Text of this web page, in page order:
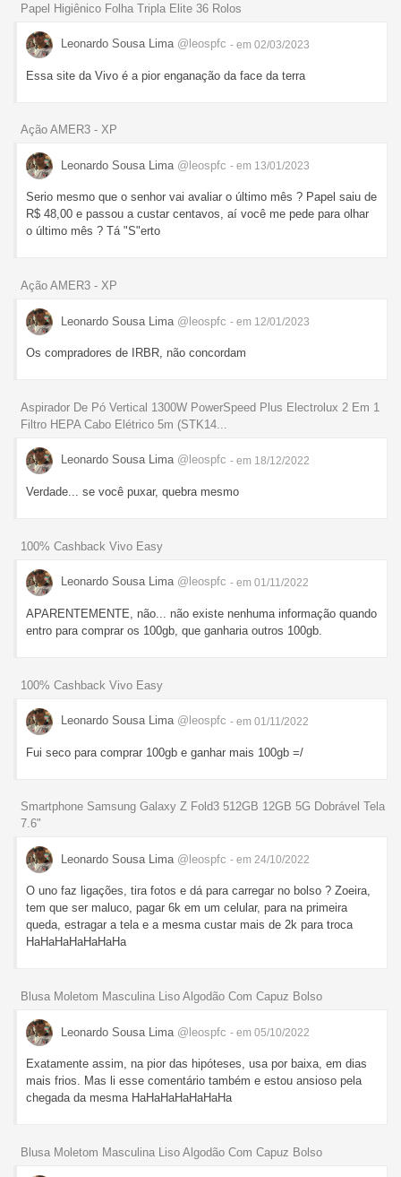
Papel Higiênico Folha Tripla Elite 36 Rolos
Leonardo Sousa Lima @leospfc - em 02/03/2023
Essa site da Vivo é a pior enganação da face da terra
Ação AMER3 - XP
Leonardo Sousa Lima @leospfc - em 13/01/2023
Serio mesmo que o senhor vai avaliar o último mês ? Papel saiu de
R$ 48,00 e passou a custar centavos, aí você me pede para olhar
o último mês ? Tá "S"erto
Ação AMER3 - XP
Leonardo Sousa Lima @leospfc - em 12/01/2023
Os compradores de IRBR, não concordam
Aspirador De Pó Vertical 1300W PowerSpeed Plus Electrolux 2 Em 1
Filtro HEPA Cabo Elétrico 5m (STK14...
Leonardo Sousa Lima @leospfc - em 18/12/2022
Verdade... se você puxar, quebra mesmo
100% Cashback Vivo Easy
Leonardo Sousa Lima @leospfc - em 01/11/2022
APARENTEMENTE, não... não existe nenhuma informação quando
entro para comprar os 100gb, que ganharia outros 100gb.
100% Cashback Vivo Easy
Leonardo Sousa Lima @leospfc - em 01/11/2022
Fui seco para comprar 100gb e ganhar mais 100gb =/
Smartphone Samsung Galaxy Z Fold3 512GB 12GB 5G Dobrável Tela
7.6"
Leonardo Sousa Lima @leospfc - em 24/10/2022
O uno faz ligações, tira fotos e dá para carregar no bolso ? Zoeira,
tem que ser maluco, pagar 6k em um celular, para na primeira
queda, estragar a tela e a mesma custar mais de 2k para troca
HaHaHaHaHaHaHa
Blusa Moletom Masculina Liso Algodão Com Capuz Bolso
Leonardo Sousa Lima @leospfc - em 05/10/2022
Exatamente assim, na pior das hipóteses, usa por baixa, em dias
mais frios. Mas li esse comentário também e estou ansioso pela
chegada da mesma HaHaHaHaHaHaHa
Blusa Moletom Masculina Liso Algodão Com Capuz Bolso